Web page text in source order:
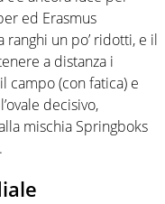
ed Erasmus
ranghi un po’ ridotti, e il
a distanza i
campo (con fatica) e
decisivo,
mischia Springboks